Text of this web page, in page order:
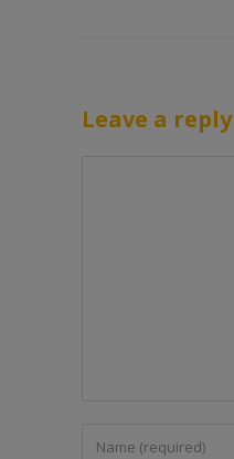
Leave a reply